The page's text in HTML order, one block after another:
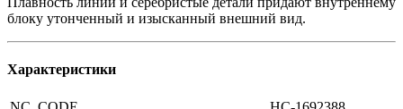
блоку утонченный и изысканный внешний вид.
Характеристики